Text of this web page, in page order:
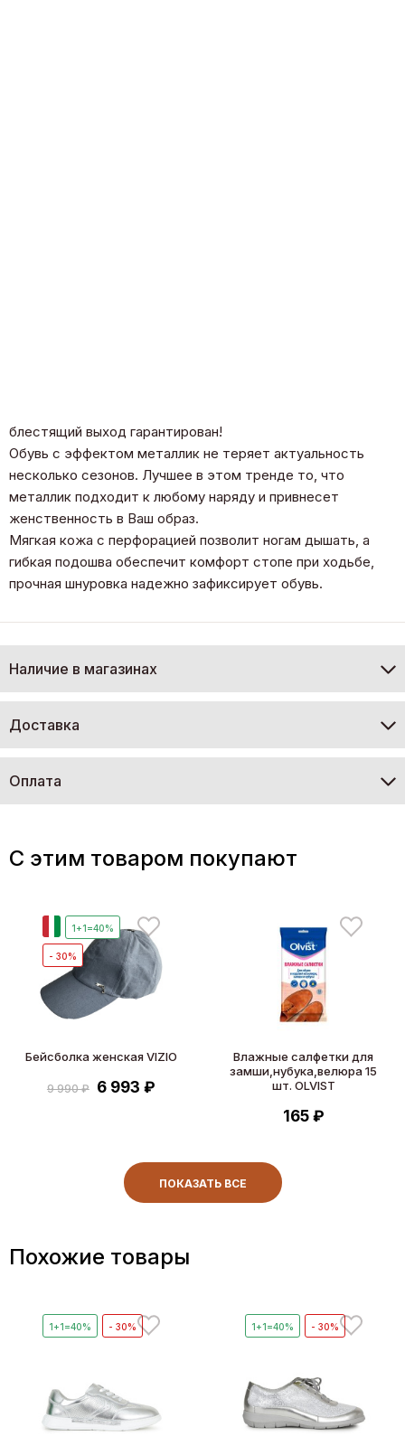
блестящий выход гарантирован!
Обувь с эффектом металлик не теряет актуальность
несколько сезонов. Лучшее в этом тренде то, что
металлик подходит к любому наряду и привнесет
женственность в Ваш образ.
Мягкая кожа с перфорацией позволит ногам дышать, а
гибкая подошва обеспечит комфорт стопе при ходьбе,
прочная шнуровка надежно зафиксирует обувь.
Наличие в магазинах
Доставка
Оплата
C этим товаром покупают
1+1=40%
- 30%
Бейсболка женская VIZIO
9 990 ₽ 6 993 ₽
Влажные салфетки для
замши,нубука,велюра 15
шт. OLVIST
165 ₽
ПОКАЗАТЬ ВСЕ
Похожие товары
1+1=40% - 30% 1+1=40% - 30%